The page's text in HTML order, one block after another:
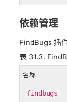
依赖管理
FindBugs 插
表 31.3.
名称
findbugs